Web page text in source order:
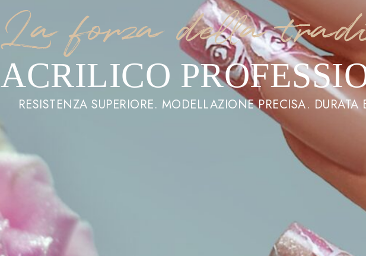
La forza della
ACRILICO
RESISTENZA SUPERIORE. MODELLAZIONE PRECISA. DURATA